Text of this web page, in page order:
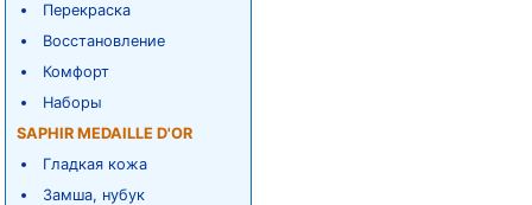
Перекраска
Восстановление
Комфорт
Наборы
SAPHIR MEDAILLE D'OR
Гладкая кожа
Замша, нубук